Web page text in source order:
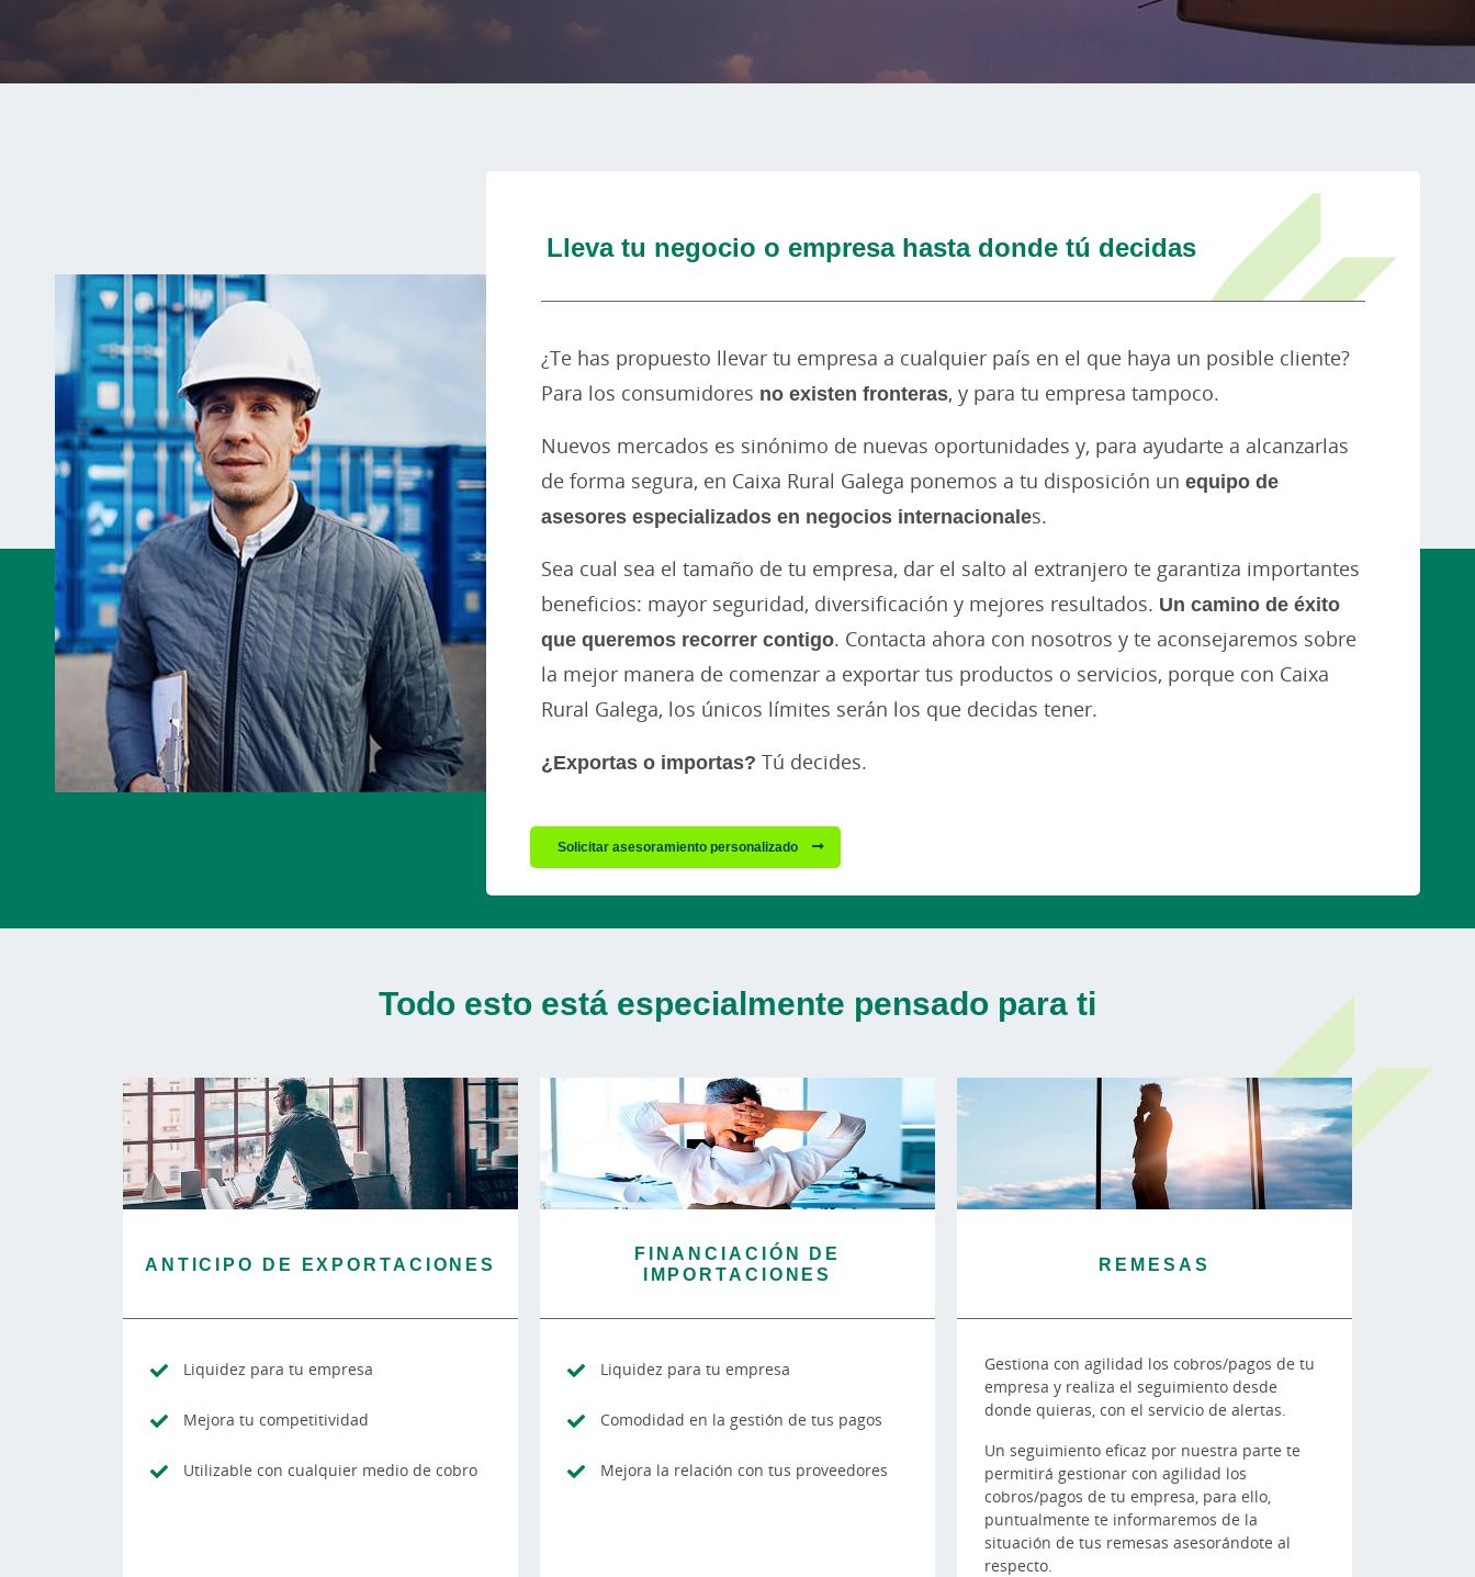
Lleva tu negocio o empresa hasta donde tú decidas
¿Te has propuesto llevar tu empresa a cualquier país en el que haya un posible cliente?
Para los consumidores no existen fronteras, y para tu empresa tampoco.
Nuevos mercados es sinónimo de nuevas oportunidades y, para ayudarte a alcanzarlas
de forma segura, en Caixa Rural Galega ponemos a tu disposición un equipo de
asesores especializados en negocios internacionales.
Sea cual sea el tamaño de tu empresa, dar el salto al extranjero te garantiza importantes
beneficios: mayor seguridad, diversificación y mejores resultados. Un camino de éxito
que queremos recorrer contigo. Contacta ahora con nosotros y te aconsejaremos sobre
la mejor manera de comenzar a exportar tus productos o servicios, porque con Caixa
Rural Galega, los únicos límites serán los que decidas tener.
¿Exportas o importas? Tú decides.
Solicitar asesoramiento personalizado
Todo esto está especialmente pensado para ti
ANTICIPO DE EXPORTACIONES
Liquidez para tu empresa
Mejora tu competitividad
Utilizable con cualquier medio de cobro
FINANCIACIÓN DE
IMPORTACIONES
Liquidez para tu empresa
Comodidad en la gestión de tus pagos
Mejora la relación con tus proveedores
REMESAS
Gestiona con agilidad los cobros/pagos de tu
empresa y realiza el seguimiento desde
donde quieras, con el servicio de alertas.
Un seguimiento eficaz por nuestra parte te
permitirá gestionar con agilidad los
cobros/pagos de tu empresa, para ello,
puntualmente te informaremos de la
situación de tus remesas asesorándote al
respecto.